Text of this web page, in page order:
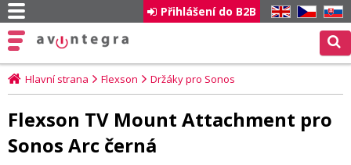
EN CZ SK
Přihlášení do B2B
Hlavní strana Flexson Držáky pro Sonos
Flexson TV Mount Attachment pro
Sonos Arc černá